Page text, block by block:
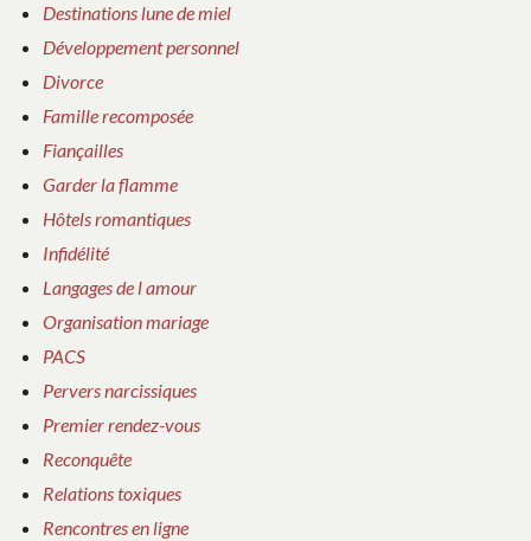
Destinations lune de miel
Développement personnel
Divorce
Famille recomposée
Fiançailles
Garder la flamme
Hôtels romantiques
Infidélité
Langages de l amour
Organisation mariage
PACS
Pervers narcissiques
Premier rendez-vous
Reconquête
Relations toxiques
Rencontres en ligne